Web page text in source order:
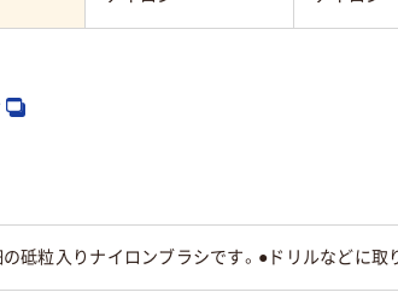
砥粒入りナイロンブラシです。●ドリルなどに取